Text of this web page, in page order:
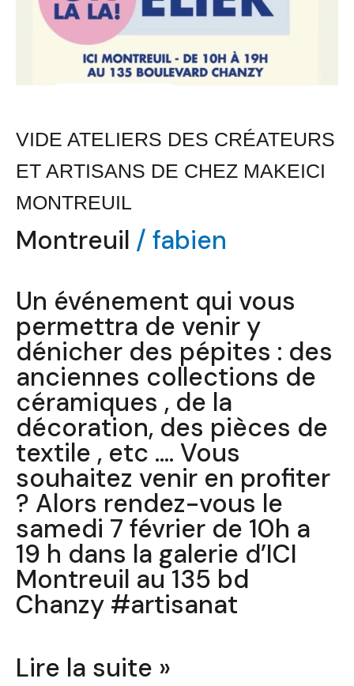
VIDE ATELIERS DES CRÉATEURS
ET ARTISANS DE CHEZ MAKEICI
MONTREUIL
Montreuil / fabien
Un événement qui vous
permettra de venir y
dénicher des pépites : des
anciennes collections de
céramiques , de la
décoration, des pièces de
textile , etc …. Vous
souhaitez venir en profiter
? Alors rendez-vous le
samedi 7 février de 10h a
19 h dans la galerie d’ICI
Montreuil au 135 bd
Chanzy #artisanat
Lire la suite »